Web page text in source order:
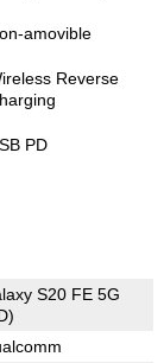
amovible
Reverse
PD
S20 FE 5G